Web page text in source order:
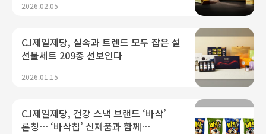
2026.02.05
CJ제일제당, 실속과 트렌드 모두 잡은 설
선물세트 209종 선보인다
2026.01.15
CJ제일제당, 건강 스낵 브랜드 ‘바삭’
론칭… ‘바삭칩’ 신제품과 함께